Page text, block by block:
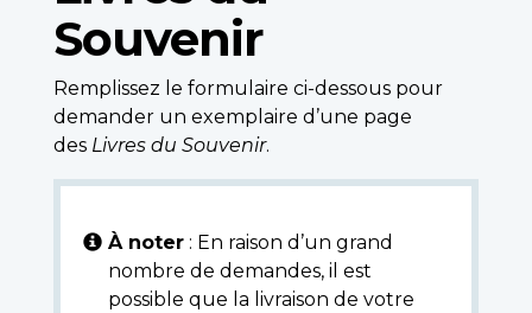
Souvenir
Remplissez le formulaire ci-dessous pour
demander un exemplaire d’une page
des Livres du Souvenir.
À noter : En raison d’un grand
nombre de demandes, il est
possible que la livraison de votre